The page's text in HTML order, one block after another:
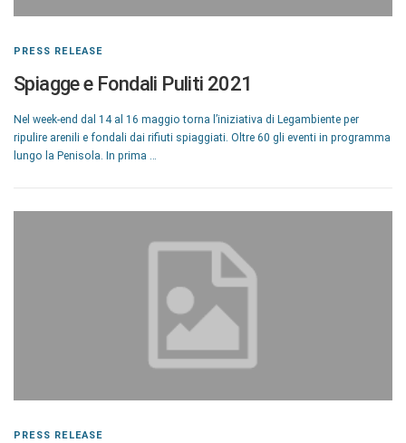
PRESS RELEASE
Spiagge e Fondali Puliti 2021
Nel week-end dal 14 al 16 maggio torna l’iniziativa di Legambiente per
ripulire arenili e fondali dai rifiuti spiaggiati. Oltre 60 gli eventi in programma
lungo la Penisola. In prima …
PRESS RELEASE